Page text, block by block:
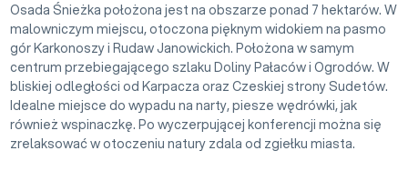
Osada Śnieżka położona jest na obszarze ponad 7 hektarów. W
malowniczym miejscu, otoczona pięknym widokiem na pasmo
gór Karkonoszy i Rudaw Janowickich. Położona w samym
centrum przebiegającego szlaku Doliny Pałaców i Ogrodów. W
bliskiej odległości od Karpacza oraz Czeskiej strony Sudetów.
Idealne miejsce do wypadu na narty, piesze wędrówki, jak
również wspinaczkę. Po wyczerpującej konferencji można się
zrelaksować w otoczeniu natury zdala od zgiełku miasta.